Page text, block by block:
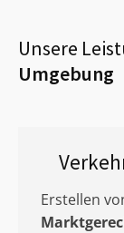
Unsere
Umgebung
Erstellen